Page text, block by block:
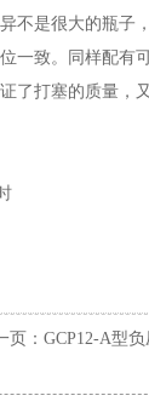
不是很大的瓶子
一致。同样配有
了打塞的质量，
： GCP12-A型